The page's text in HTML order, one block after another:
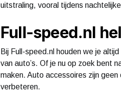
uitstraling, vooral tijdens
Full-speed.nl
Bij Full-speed.nl houden we je
van auto’s. Of je nu op zoek bent
maken. Auto accessoires zijn
verbeteren.